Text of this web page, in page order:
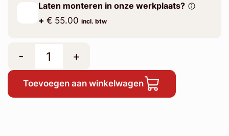
Laten monteren in onze werkplaats?
+ € 55.00 incl. btw
- +
Toevoegen aan winkelwagen